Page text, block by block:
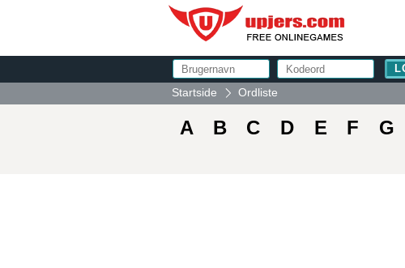
Startside
Ordliste
A B C D E F G